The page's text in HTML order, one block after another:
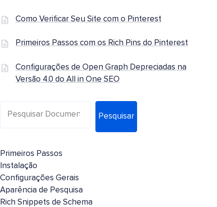
Como Verificar Seu Site com o Pinterest
Primeiros Passos com os Rich Pins do Pinterest
Configurações de Open Graph Depreciadas na
Versão 4.0 do All in One SEO
Pesquisar
Primeiros Passos
Instalação
Configurações Gerais
Aparência de Pesquisa
Rich Snippets de Schema